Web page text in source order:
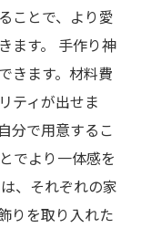
ことで、より愛
ます。 手作り神
きます。材料費
ティが出せま
分で用意するこ
でより一体感を
、それぞれの家
りを取り入れた